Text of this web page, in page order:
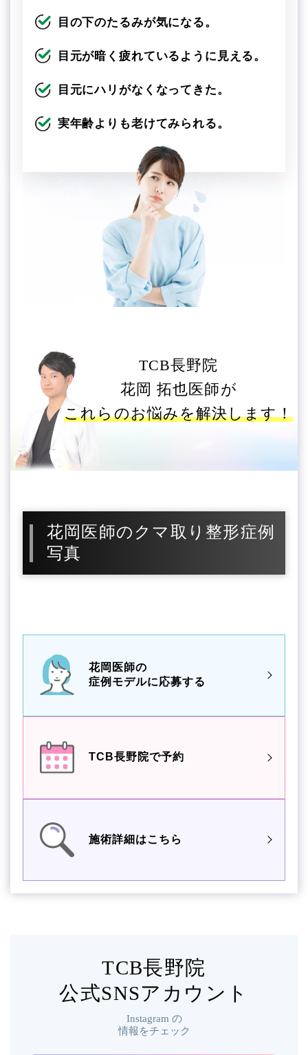
目の下のたるみが気になる。
目元が暗く疲れているように見える。
目元にハリがなくなってきた。
実年齢よりも老けてみられる。
TCB長野院
花岡 拓也医師が
これらのお悩みを解決します！
花岡医師のクマ取り整形症例
写真
花岡医師の
症例モデルに応募する
TCB長野院で予約
施術詳細はこちら
TCB長野院
公式SNSアカウント
Instagram の
情報をチェック